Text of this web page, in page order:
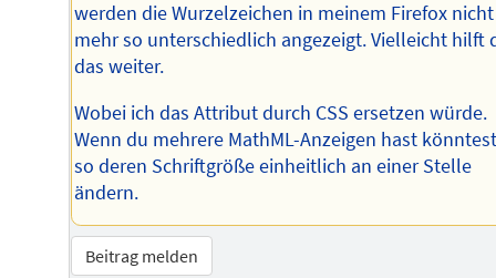
werden die Wurzelzeichen in meinem Firefox nicht
mehr so unterschiedlich angezeigt. Vielleicht hilft
das weiter.
Wobei ich das Attribut durch CSS ersetzen würde.
Wenn du mehrere MathML-Anzeigen hast
so deren Schriftgröße einheitlich an einer Stelle
ändern.
Beitrag melden